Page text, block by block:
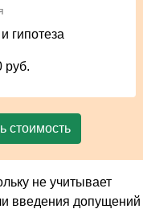
гипотеза
руб.
стоимость
не учитывает
введения допущений